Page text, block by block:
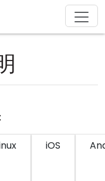
iOS